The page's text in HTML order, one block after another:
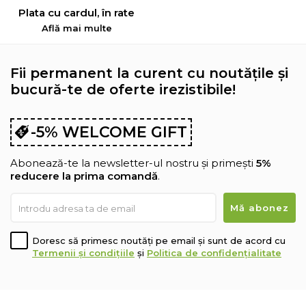
Plata cu cardul, în rate
Află mai multe
Fii permanent la curent cu noutățile și
bucură-te de oferte irezistibile!
-5% WELCOME GIFT
Abonează-te la newsletter-ul nostru și primești 5%
reducere la prima comandă.
Doresc să primesc noutăți pe email și sunt de acord cu
Termenii și condițiile și Politica de confidențialitate